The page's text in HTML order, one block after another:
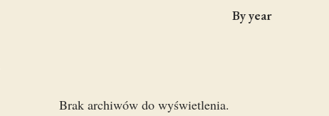
By year
Brak archiwów do wyświetlenia.